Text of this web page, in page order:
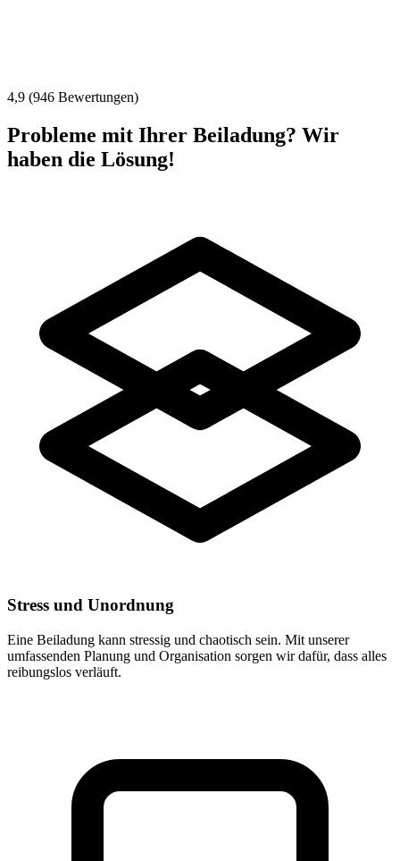
4,9 (946 Bewertungen)
Probleme mit Ihrer Beiladung? Wir
haben die Lösung!
Stress und Unordnung
Eine Beiladung kann stressig und chaotisch sein. Mit unserer
umfassenden Planung und Organisation sorgen wir dafür, dass alles
reibungslos verläuft.